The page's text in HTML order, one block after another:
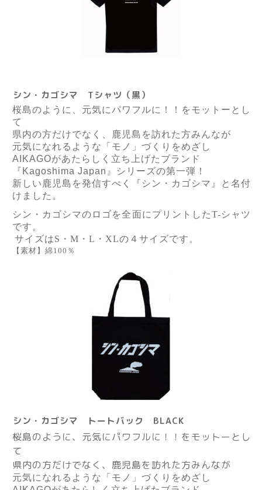
シン・カゴシマ Tシャツ（黒）
桜島のように、元気にパワフルに！！をモットーとし
て
県内の方だけでなく、鹿児島を訪れた方みんなが
元気になれるような「モノ」づくりをめざし
AIKAGOがあたらしく立ち上げたブランド
『 Kagoshima Japan 』シリーズの第一弾！
新しい鹿児島を発信すべく『シン・カゴシマ』と名付
けました。
シン・カゴシマのロゴを全面にプリントしたT-シャツ
です。
サイズはS・M・L・XLの４サイズです。
【素材】綿100％
シン・カゴシマ トートバック BLACK
桜島のように、元気にパワフルに！！をモットーとし
て
県内の方だけでなく、鹿児島を訪れた方みんなが
元気になれるような「モノ」づくりをめざし